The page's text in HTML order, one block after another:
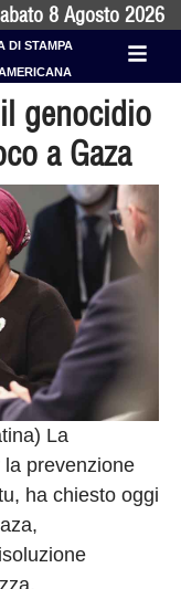
8 Agosto 2026
DI STAMPA
genocidio
a Gaza
La
prevenzione
ha chiesto oggi